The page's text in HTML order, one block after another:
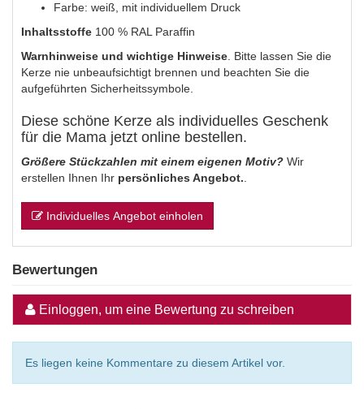
Farbe: weiß, mit individuellem Druck
Inhaltsstoffe 100 % RAL Paraffin
Warnhinweise und wichtige Hinweise . Bitte lassen Sie die
Kerze nie unbeaufsichtigt brennen und beachten Sie die
aufgeführten Sicherheitssymbole.
Diese schöne Kerze als individuelles Geschenk
für die Mama jetzt online bestellen.
Größere Stückzahlen mit einem eigenen Motiv? Wir
erstellen Ihnen Ihr persönliches Angebot.
Individuelles Angebot einholen
Bewertungen
Einloggen, um eine Bewertung zu schreiben
Es liegen keine Kommentare zu diesem Artikel vor.